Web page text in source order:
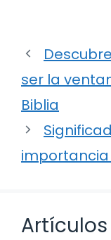
ser la
Biblia
Artículos